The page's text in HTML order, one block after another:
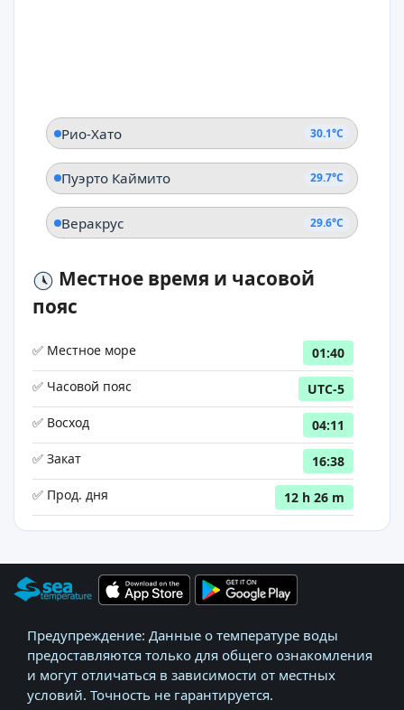
Рио-Хато 30.1°C
Пуэрто Каймито 29.7°C
Веракрус 29.6°C
Местное время и часовой
пояс
✅ Местное море
01:40
✅ Часовой пояс
UTC-5
✅ Восход
04:11
✅ Закат
16:38
✅ Прод. дня
12 h 26 m
Предупреждение: Данные о температуре воды
предоставляются только для общего ознакомления
и могут отличаться в зависимости от местных
условий. Точность не гарантируется.